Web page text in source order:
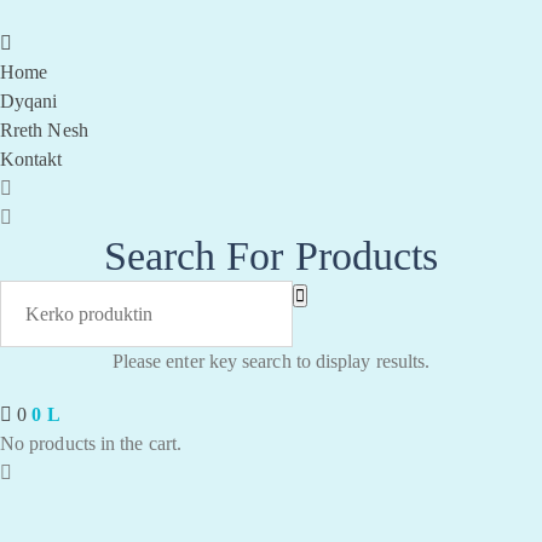
Home
Dyqani
Rreth Nesh
Kontakt
Search For Products
Please enter key search to display results.
0 0 L
No products in the cart.